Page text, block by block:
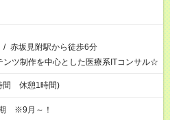
/ 赤坂見附駅から徒歩6分
ツ制作を中心とした医療系ITコンサル☆
間 休憩1時間)
※9月～！